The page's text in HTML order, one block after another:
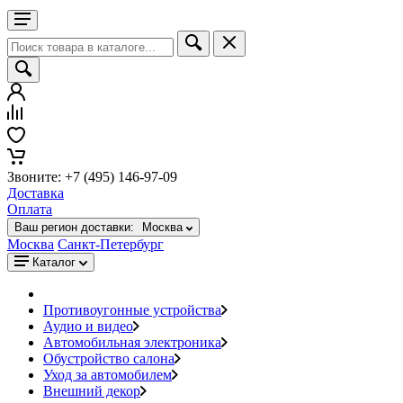
Звоните: +7 (495) 146-97-09
Доставка
Оплата
Ваш регион доставки: Москва
Москва Санкт-Петербург
Каталог
Противоугонные устройства
Аудио и видео
Автомобильная электроника
Обустройство салона
Уход за автомобилем
Внешний декор